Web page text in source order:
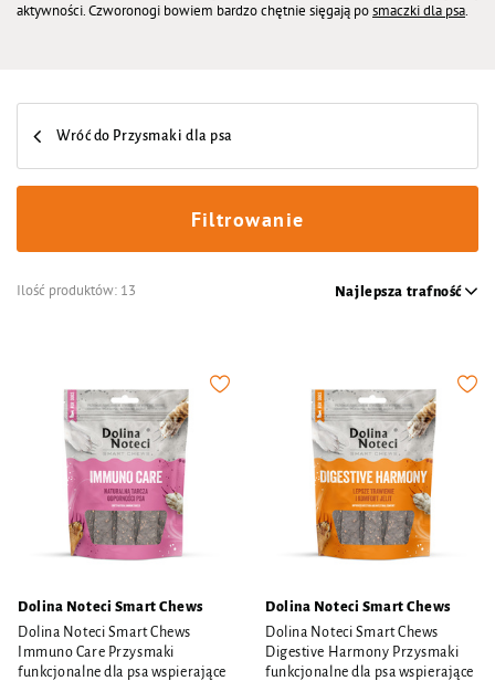
aktywności. Czworonogi bowiem bardzo chętnie sięgają posmaczki dla psa.
Wróć do Przysmaki dla psa
Ilość produktów: 13 Najlepsza trafność
Filtrowanie
Dolina Noteci Smart Chews
Dolina Noteci Smart Chews
Immuno Care Przysmaki
funkcjonalne dla psa wspierające
Dolina Noteci Smart Chews
Dolina Noteci Smart Chews
Digestive Harmony Przysmaki
funkcjonalne dla psa wspierające